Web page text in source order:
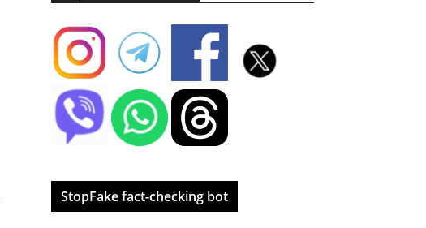
StopFake fact-checking bot